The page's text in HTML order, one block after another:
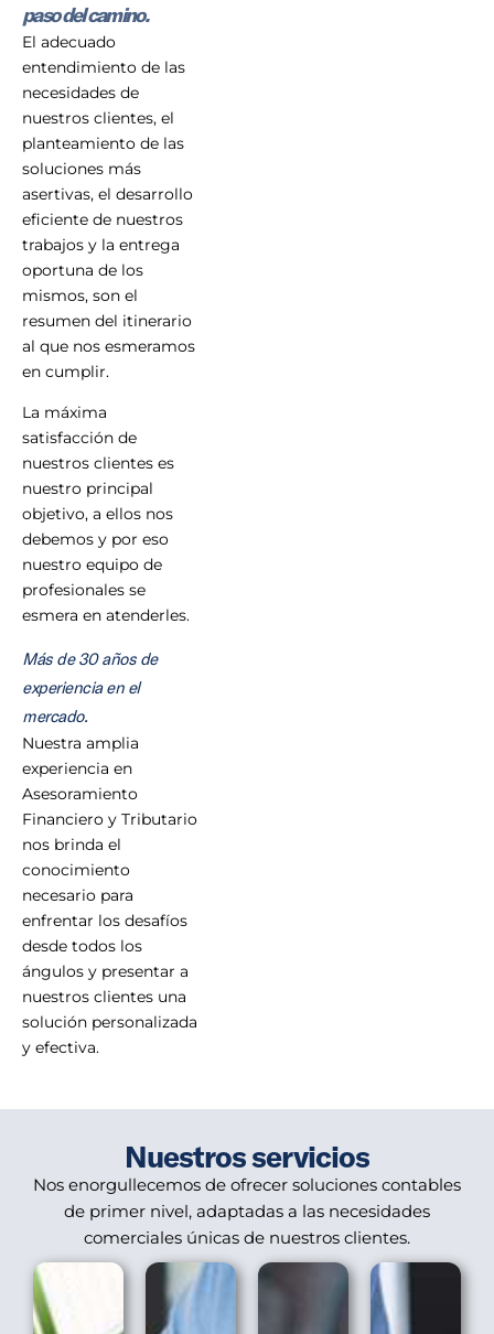
paso del camino.
El adecuado
entendimiento de las
necesidades de
nuestros clientes, el
planteamiento de las
soluciones más
asertivas, el desarrollo
eficiente de nuestros
trabajos y la entrega
oportuna de los
mismos, son el
resumen del itinerario
al que nos esmeramos
en cumplir.
La máxima
satisfacción de
nuestros clientes es
nuestro principal
objetivo, a ellos nos
debemos y por eso
nuestro equipo de
profesionales se
esmera en atenderles.
Más de 30 años de
experiencia en el
mercado.
Nuestra amplia
experiencia en
Asesoramiento
Financiero y Tributario
nos brinda el
conocimiento
necesario para
enfrentar los desafíos
desde todos los
ángulos y presentar a
nuestros clientes una
solución personalizada
y efectiva.
Nuestros servicios
Nos enorgullecemos de ofrecer soluciones contables
de primer nivel, adaptadas a las necesidades
comerciales únicas de nuestros clientes.